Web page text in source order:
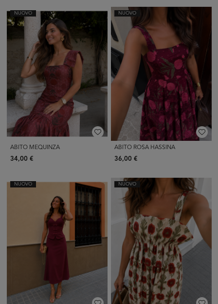
NUOVO
ABITO MEQUINZA
34,00 €
NUOVO
ABITO ROSA HASSINA
36,00 €
NUOVO NUOVO